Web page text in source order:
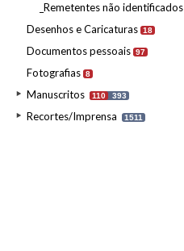
_Remetentes não identificados
Desenhos e Caricaturas 18
Documentos pessoais 97
Fotografias 8
Manuscritos 110 393
Recortes/Imprensa 1511